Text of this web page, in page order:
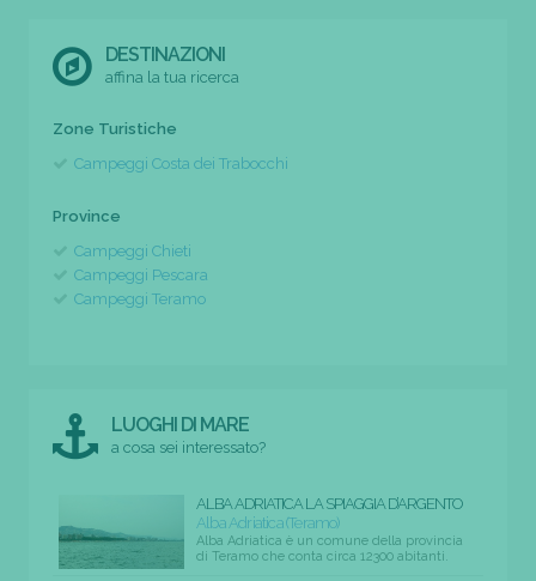
DESTINAZIONI
affina la tua ricerca
Zone Turistiche
Campeggi Costa dei Trabocchi
Province
Campeggi Chieti
Campeggi Pescara
Campeggi Teramo
LUOGHI DI MARE
a cosa sei interessato?
ALBA ADRIATICA LA SPIAGGIA D’ARGENTO
Alba Adriatica (Teramo)
Alba Adriatica è un comune della provincia
di Teramo che conta circa 12300 abitanti.